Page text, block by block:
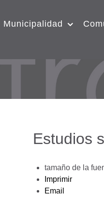
Municipalidad
Estudios
tamaño de la
Imprimir
Email